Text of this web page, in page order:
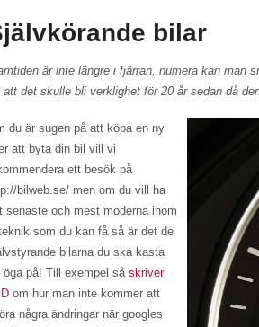
bilar
är inte längre i fjärran, numera kan man
att det skulle bli verklighet för 20 år sedan då
du är sugen på att köpa en ny
att byta din bil vill vi
ett besök på
bilweb.se/ men om du vill ha
senaste och mest moderna inom
som du kan få så är det de
bilarna du ska kasta
öga på! Till exempel såskriver
om hur man inte kommer att
några ändringar när googles